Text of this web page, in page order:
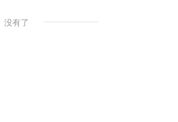
没有了